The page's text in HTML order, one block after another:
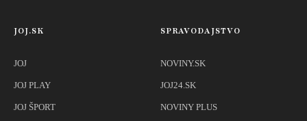
JOJ.SK
JOJ
JOJ PLAY
JOJ ŠPORT
SPRAVODAJSTVO
NOVINY.SK
JOJ24.SK
NOVINY PLUS